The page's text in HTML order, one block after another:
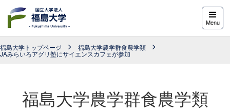
Menu
福島大学トップページ
福島大学農学群食農学類
JAみらいろアグリ塾にサイエンスカフェが参加
福島大学農学群食農学類